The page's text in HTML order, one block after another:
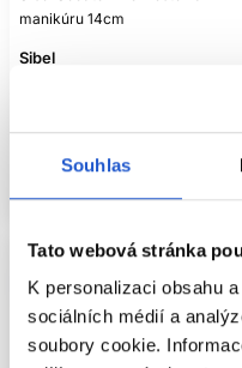
Souhlas
Tato webová stránka
K personalizaci obsahu
sociálních médií a
soubory cookie.
manikúru 14cm
Sibel